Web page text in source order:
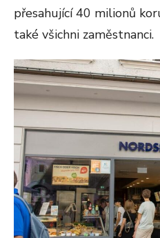
přesahující 40 milionů
také všichni zaměstnanci.